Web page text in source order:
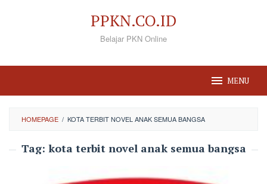
PPKN.CO.ID
Belajar PKN Online
MENU
HOMEPAGE / KOTA TERBIT NOVEL ANAK SEMUA BANGSA
Tag: kota terbit novel anak semua bangsa